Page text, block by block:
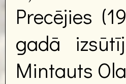
Precējies
gadā
Mintauts